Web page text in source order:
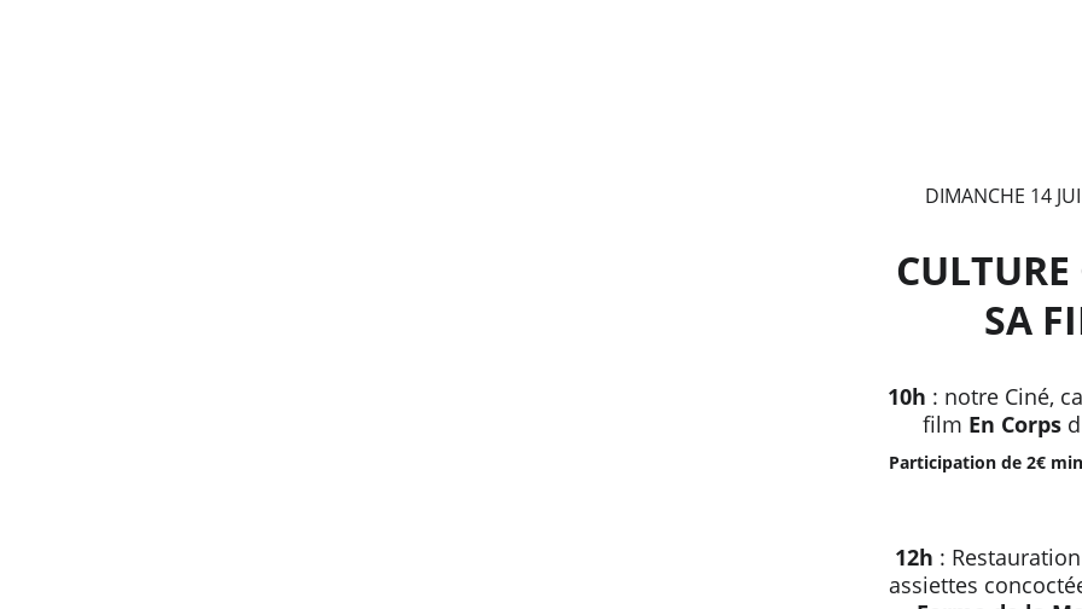
DIMANCHE 14
SA
10h : notre Ciné,
film En Corps
12h :
assiettes
Participation de 2€